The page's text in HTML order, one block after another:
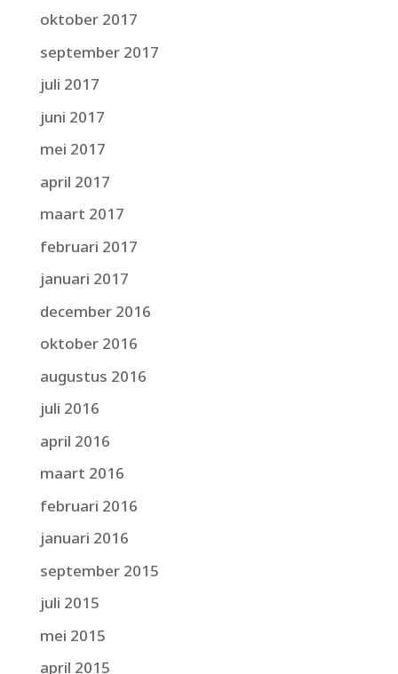
oktober 2017
september 2017
juli 2017
juni 2017
mei 2017
april 2017
maart 2017
februari 2017
januari 2017
december 2016
oktober 2016
augustus 2016
juli 2016
april 2016
maart 2016
februari 2016
januari 2016
september 2015
juli 2015
mei 2015
april 2015